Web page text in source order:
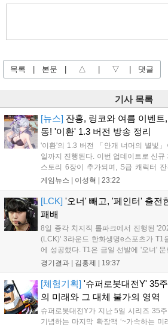
목록 본문 △ ▽ 댓글
기사 목록
[뉴스] 잔홍, 링코와 여름 이벤
동! '이환' 1.3 버전 방송 정리
'이환'의 1.3 버전 「안개 너머의 별빛
일까지 진행된다. 이번 업데이트로 신규
스토리 6장이 추가되며, S급 캐릭터
등장한다. 여름 시즌을 맞아 비치발리
의성도 강화된다. 8월 11일까지 사용 가
공되며, 상세 일정은 공식 채널을 통해 확
게임뉴스 | 이성혁 23:22
[LCK] '오너' 빼고, '페인터' 출전
패배
8일 종각 치지직 롤파크에서 진행된
(LCK)' 3라운드 한화생명e스포츠가 T1
에 성공했다. T1은 금일 선발에 '오너'
'페인터' 김은후를 투입했지만, 결국 1:2
을 빼냈다....
경기결과 | 김홍제 19:37
[체험기획] '슈퍼로봇대전Y' 35
의 미래와 그 대체 불가의 영역
슈퍼로봇대전Y가 지난 5일 시리즈 35
기념하는 마지막 확장팩 ‘~가속하는 미